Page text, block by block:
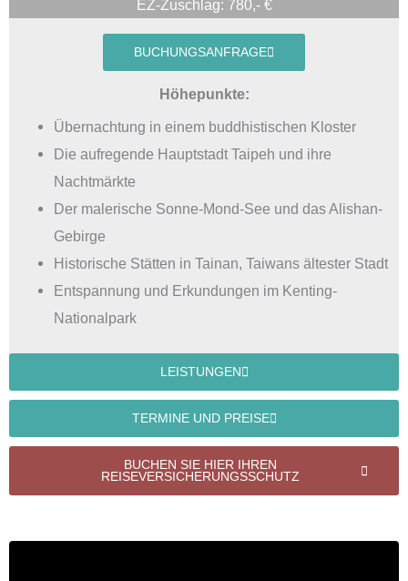
EZ-Zuschlag: 780,- €
BUCHUNGSANFRAGE
Höhepunkte:
Übernachtung in einem buddhistischen Kloster
Die aufregende Hauptstadt Taipeh und ihre
Nachtmärkte
Der malerische Sonne-Mond-See und das Alishan-
Gebirge
Historische Stätten in Tainan, Taiwans ältester Stadt
Entspannung und Erkundungen im Kenting-
Nationalpark
LEISTUNGEN
TERMINE UND PREISE
BUCHEN SIE HIER IHREN
REISEVERSICHERUNGSSCHUTZ